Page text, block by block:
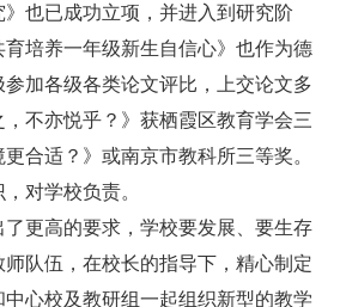
也已成功立项，并进入到研究阶
培养一年级新生自信心》也作为德
加各级各类论文评比，上交论文多
不亦悦乎？》获栖霞区教育学会三
合适？》或南京市教科所三等奖。
对学校负责。
了更高的要求，学校要发展、要生存
队伍，在校长的指导下，精心制定
心校及教研组一起组织新型的教学